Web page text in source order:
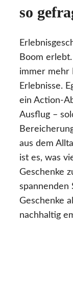
so
Boom
immer mehr
Erlebnisse.
ein Action-
Ausflug –
aus dem
ist es, was
Geschenke
spannenden
Geschenke
nachhaltig